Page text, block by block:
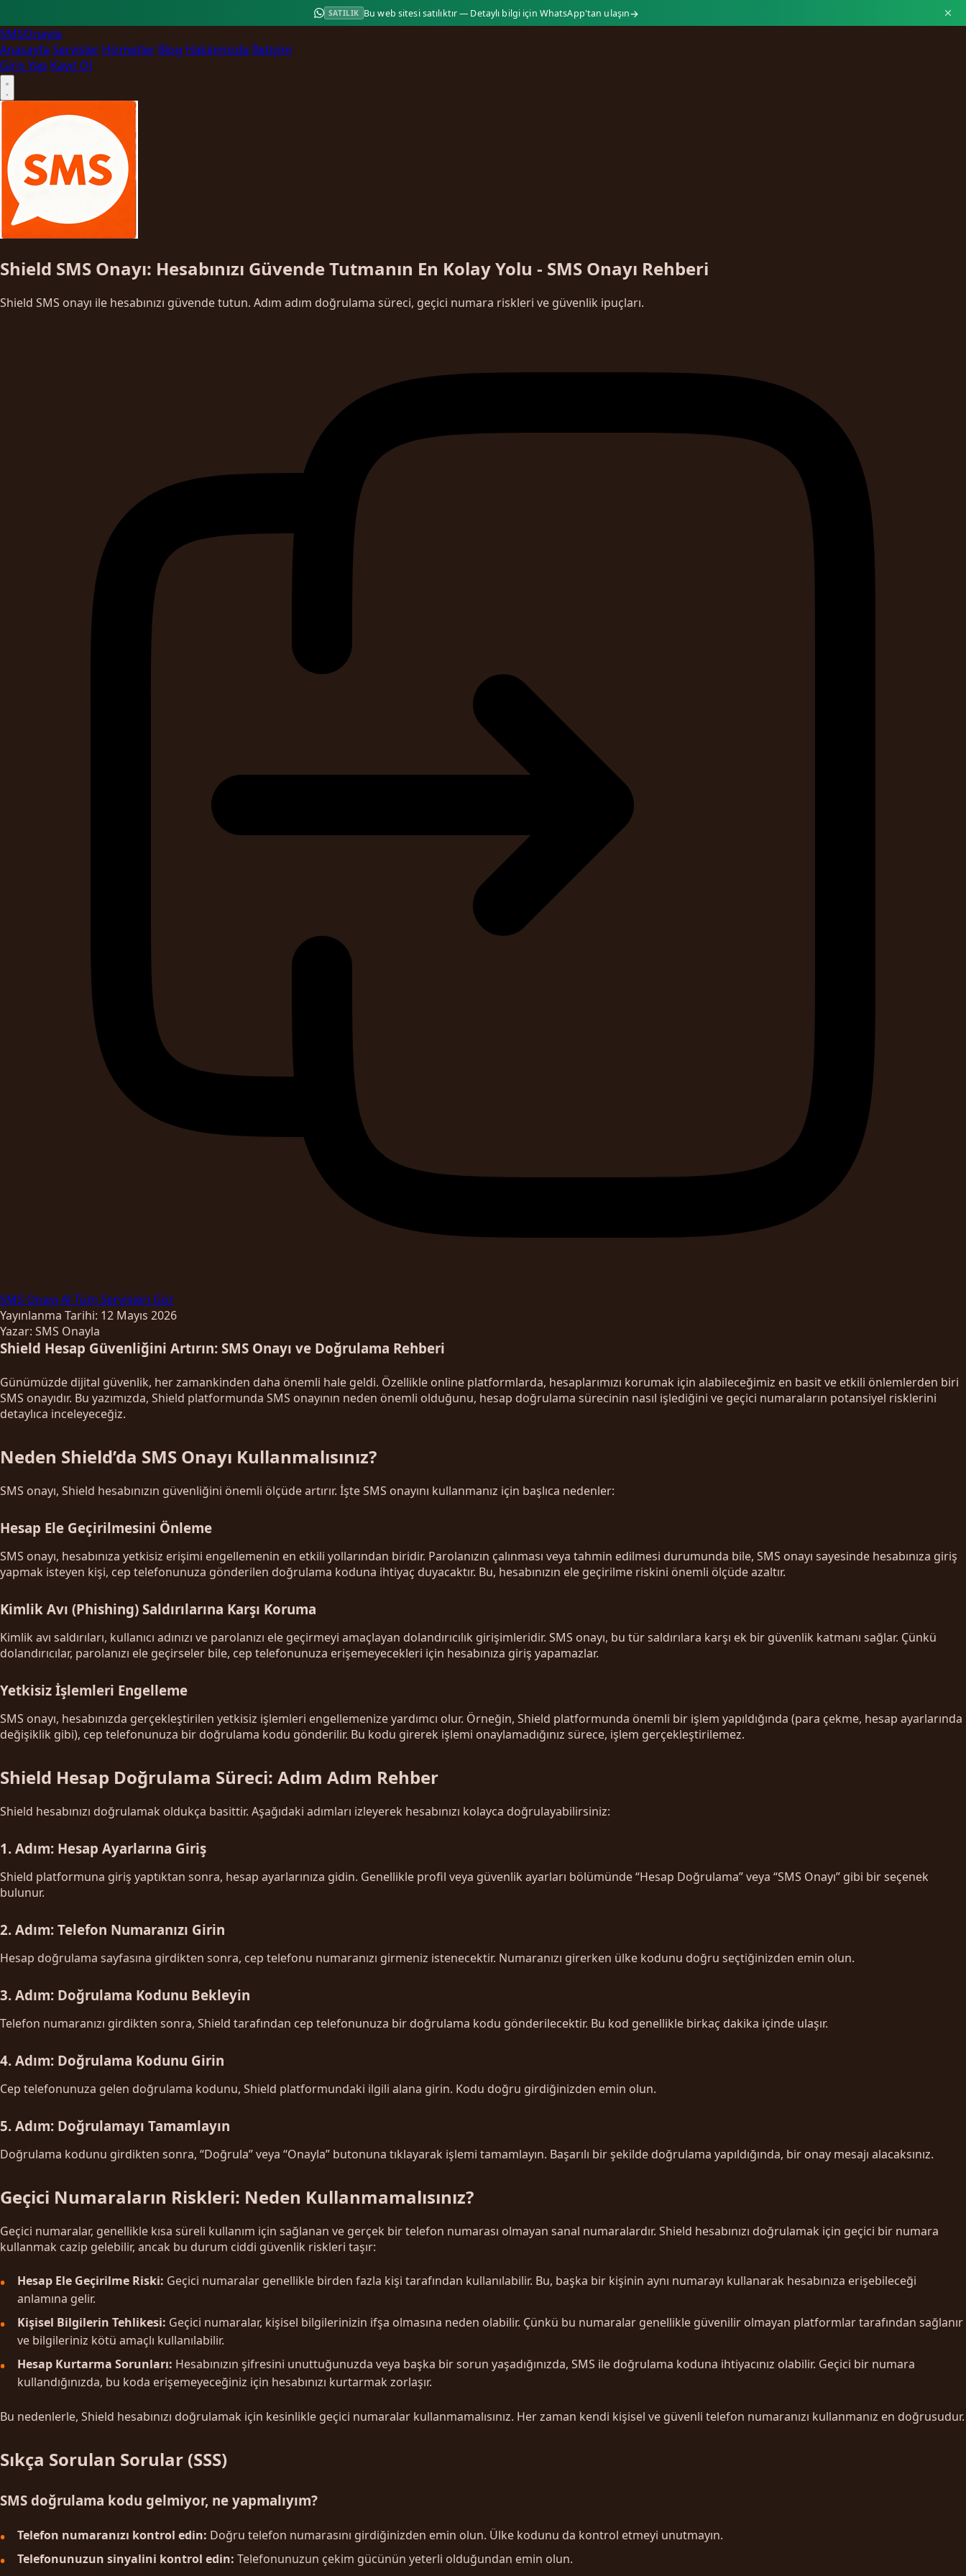
SATILIK Bu web sitesi satılıktır — Detaylı bilgi için WhatsApp'tan ulaşın→
SMSOnayla
Anasayfa Servisler Hizmetler Blog Hakkımızda İletişim
Giriş Yap Kayıt Ol
Shield SMS Onayı: Hesabınızı Güvende Tutmanın En Kolay Yolu - SMS Onayı Rehberi
Shield SMS onayı ile hesabınızı güvende tutun. Adım adım doğrulama süreci, geçici numara riskleri ve güvenlik ipuçları.
SMS Onayı Al Tüm Servisleri Gör
Yayınlanma Tarihi: 12 Mayıs 2026
Yazar: SMS Onayla
Shield Hesap Güvenliğini Artırın: SMS Onayı ve Doğrulama Rehberi
Günümüzde dijital güvenlik, her zamankinden daha önemli hale geldi. Özellikle online platformlarda, hesaplarımızı korumak için alabileceğimiz en basit ve etkili önlemlerden biri
SMS onayıdır. Bu yazımızda, Shield platformunda SMS onayının neden önemli olduğunu, hesap doğrulama sürecinin nasıl işlediğini ve geçici numaraların potansiyel risklerini
detaylıca inceleyeceğiz.
Neden Shield’da SMS Onayı Kullanmalısınız?
SMS onayı, Shield hesabınızın güvenliğini önemli ölçüde artırır. İşte SMS onayını kullanmanız için başlıca nedenler:
Hesap Ele Geçirilmesini Önleme
SMS onayı, hesabınıza yetkisiz erişimi engellemenin en etkili yollarından biridir. Parolanızın çalınması veya tahmin edilmesi durumunda bile, SMS onayı sayesinde hesabınıza giriş
yapmak isteyen kişi, cep telefonunuza gönderilen doğrulama koduna ihtiyaç duyacaktır. Bu, hesabınızın ele geçirilme riskini önemli ölçüde azaltır.
Kimlik Avı (Phishing) Saldırılarına Karşı Koruma
Kimlik avı saldırıları, kullanıcı adınızı ve parolanızı ele geçirmeyi amaçlayan dolandırıcılık girişimleridir. SMS onayı, bu tür saldırılara karşı ek bir güvenlik katmanı sağlar. Çünkü
dolandırıcılar, parolanızı ele geçirseler bile, cep telefonunuza erişemeyecekleri için hesabınıza giriş yapamazlar.
Yetkisiz İşlemleri Engelleme
SMS onayı, hesabınızda gerçekleştirilen yetkisiz işlemleri engellemenize yardımcı olur. Örneğin, Shield platformunda önemli bir işlem yapıldığında (para çekme, hesap ayarlarında
değişiklik gibi), cep telefonunuza bir doğrulama kodu gönderilir. Bu kodu girerek işlemi onaylamadığınız sürece, işlem gerçekleştirilemez.
Shield Hesap Doğrulama Süreci: Adım Adım Rehber
Shield hesabınızı doğrulamak oldukça basittir. Aşağıdaki adımları izleyerek hesabınızı kolayca doğrulayabilirsiniz:
1. Adım: Hesap Ayarlarına Giriş
Shield platformuna giriş yaptıktan sonra, hesap ayarlarınıza gidin. Genellikle profil veya güvenlik ayarları bölümünde “Hesap Doğrulama” veya “SMS Onayı” gibi bir seçenek
bulunur.
2. Adım: Telefon Numaranızı Girin
Hesap doğrulama sayfasına girdikten sonra, cep telefonu numaranızı girmeniz istenecektir. Numaranızı girerken ülke kodunu doğru seçtiğinizden emin olun.
3. Adım: Doğrulama Kodunu Bekleyin
Telefon numaranızı girdikten sonra, Shield tarafından cep telefonunuza bir doğrulama kodu gönderilecektir. Bu kod genellikle birkaç dakika içinde ulaşır.
4. Adım: Doğrulama Kodunu Girin
Cep telefonunuza gelen doğrulama kodunu, Shield platformundaki ilgili alana girin. Kodu doğru girdiğinizden emin olun.
5. Adım: Doğrulamayı Tamamlayın
Doğrulama kodunu girdikten sonra, “Doğrula” veya “Onayla” butonuna tıklayarak işlemi tamamlayın. Başarılı bir şekilde doğrulama yapıldığında, bir onay mesajı alacaksınız.
Geçici Numaraların Riskleri: Neden Kullanmamalısınız?
Geçici numaralar, genellikle kısa süreli kullanım için sağlanan ve gerçek bir telefon numarası olmayan sanal numaralardır. Shield hesabınızı doğrulamak için geçici bir numara
kullanmak cazip gelebilir, ancak bu durum ciddi güvenlik riskleri taşır:
Hesap Ele Geçirilme Riski: Geçici numaralar genellikle birden fazla kişi tarafından kullanılabilir. Bu, başka bir kişinin aynı numarayı kullanarak hesabınıza erişebileceği
anlamına gelir.
Kişisel Bilgilerin Tehlikesi: Geçici numaralar, kişisel bilgilerinizin ifşa olmasına neden olabilir. Çünkü bu numaralar genellikle güvenilir olmayan platformlar tarafından sağlanır
ve bilgileriniz kötü amaçlı kullanılabilir.
Hesap Kurtarma Sorunları: Hesabınızın şifresini unuttuğunuzda veya başka bir sorun yaşadığınızda, SMS ile doğrulama koduna ihtiyacınız olabilir. Geçici bir numara
kullandığınızda, bu koda erişemeyeceğiniz için hesabınızı kurtarmak zorlaşır.
Bu nedenlerle, Shield hesabınızı doğrulamak için kesinlikle geçici numaralar kullanmamalısınız. Her zaman kendi kişisel ve güvenli telefon numaranızı kullanmanız en doğrusudur.
Sıkça Sorulan Sorular (SSS)
SMS doğrulama kodu gelmiyor, ne yapmalıyım?
Telefon numaranızı kontrol edin: Doğru telefon numarasını girdiğinizden emin olun. Ülke kodunu da kontrol etmeyi unutmayın.
Telefonunuzun sinyalini kontrol edin: Telefonunuzun çekim gücünün yeterli olduğundan emin olun.